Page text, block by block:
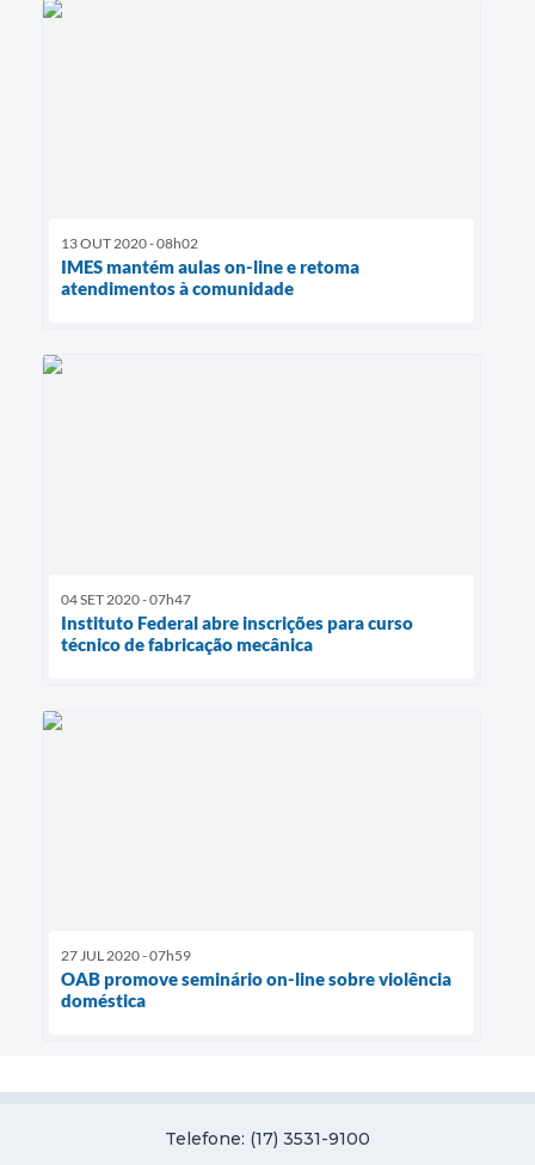
13 OUT 2020 - 08h02
IMES mantém aulas on-line e retoma
atendimentos à comunidade
04 SET 2020 - 07h47
Instituto Federal abre inscrições para curso
técnico de fabricação mecânica
27 JUL 2020 - 07h59
OAB promove seminário on-line sobre violência
doméstica
Telefone: (17) 3531-9100